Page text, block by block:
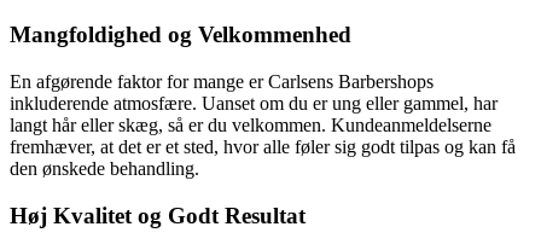
Mangfoldighed og Velkommenhed
En afgørende faktor for mange er Carlsens Barbershops
inkluderende atmosfære. Uanset om du er ung eller gammel, har
langt hår eller skæg, så er du velkommen. Kundeanmeldelserne
fremhæver, at det er et sted, hvor alle føler sig godt tilpas og kan få
den ønskede behandling.
Høj Kvalitet og Godt Resultat